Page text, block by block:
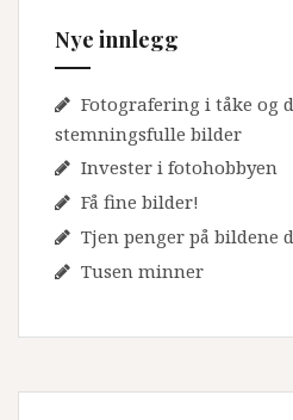
Nye innlegg
Fotografering i tåke og
stemningsfulle bilder
Invester i fotohobbyen
Få fine bilder!
Tjen penger på bildene
Tusen minner